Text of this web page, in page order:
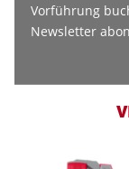
Vorführung
Newsletter